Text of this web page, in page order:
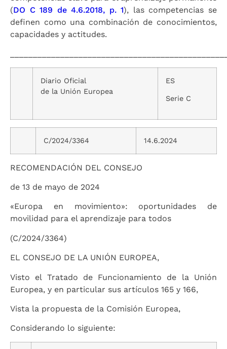
(DO C 189 de 4.6.2018, p. 1), las competencias se
definen como una combinación de conocimientos,
capacidades y actitudes.
Diario Oficial
de la Unión Europea
ES
Serie C
C/2024/3364 14.6.2024
RECOMENDACIÓN DEL CONSEJO
de 13 de mayo de 2024
«Europa en movimiento»: oportunidades de
movilidad para el aprendizaje para todos
(C/2024/3364)
EL CONSEJO DE LA UNIÓN EUROPEA,
Visto el Tratado de Funcionamiento de la Unión
Europea, y en particular sus artículos 165 y 166,
Vista la propuesta de la Comisión Europea,
Considerando lo siguiente: